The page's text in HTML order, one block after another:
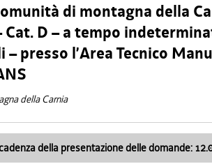
di montagna della
Cat. D – a tempo
presso l’Area Tecnico
della Carnia
della presentazione delle domande: